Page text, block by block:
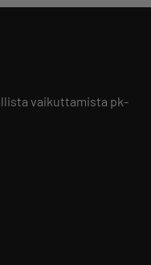
vaikuttamista pk-